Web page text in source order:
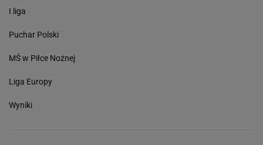
I liga
Puchar Polski
MŚ w Piłce Nożnej
Liga Europy
Wyniki